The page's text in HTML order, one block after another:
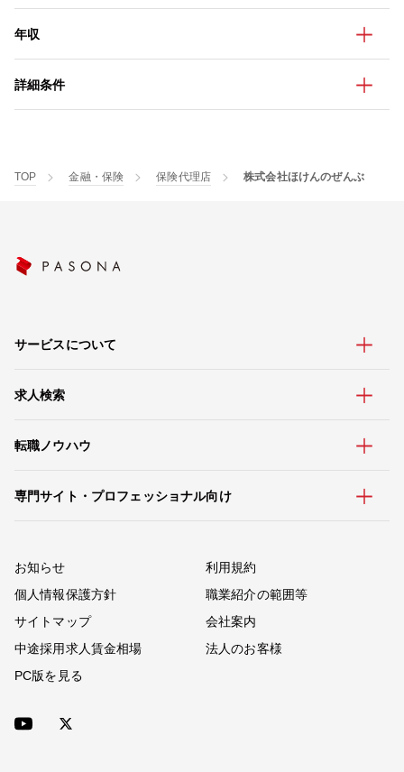
年収
詳細条件
TOP 金融・保険 保険代理店 株式会社ほけんのぜんぶ
サービスについて
求人検索
転職ノウハウ
専門サイト・プロフェッショナル向け
お知らせ
利用規約
個人情報保護方針
職業紹介の範囲等
サイトマップ
会社案内
中途採用求人賃金相場
法人のお客様
PC版を見る